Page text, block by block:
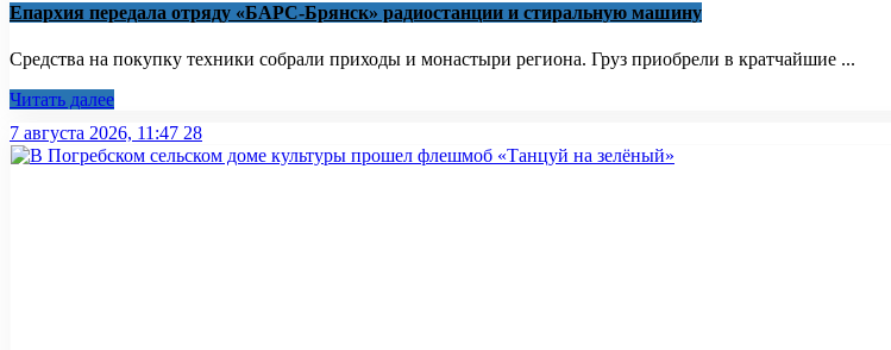
Епархия передала отряду «БАРС-Брянск» радиостанции и стиральную машину
Средства на покупку техники собрали приходы и монастыри региона. Груз приобрели в кратчайшие ...
Читать далее
7 августа 2026, 11:47 28